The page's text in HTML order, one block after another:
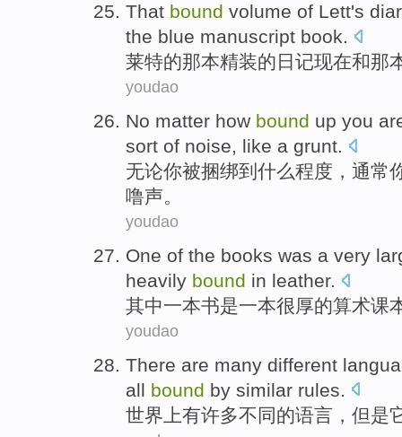
That bound volume of Lett's
the blue manuscript book.
莱特的那本精装的 日记现在和那
youdao
No matter how bound up you
sort of noise, like a grunt.
无论你被捆绑到 什么程度 ， 通常
噜声。
youdao
One of the books was a very
heavily bound in leather.
其中一本书是一本很厚的算术课
youdao
There are many different
all bound by similar rules
世界上有许多不同的语言 ， 但是